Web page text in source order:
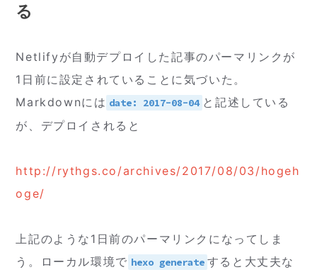
る
Netlifyが自動デプロイした記事のパーマリンクが
1日前に設定されていることに気づいた。
Markdownには date: 2017-08-04 と記述している
が、デプロイされると
http://rythgs.co/archives/2017/08/03/hogeh
oge/
上記のような1日前のパーマリンクになってしま
う。ローカル環境で hexo generate すると大丈夫な